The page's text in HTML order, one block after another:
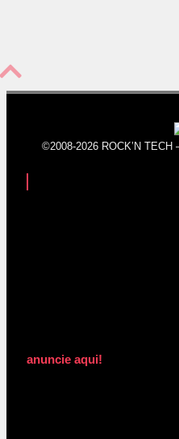
©2008-2026 ROCK’N
anuncie aqui!